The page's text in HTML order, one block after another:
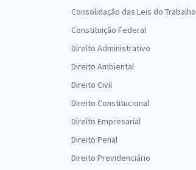
Consolidação das Leis do Trabalho
Constituição Federal
Direito Administrativo
Direito Ambiental
Direito Civil
Direito Constitucional
Direito Empresarial
Direito Penal
Direito Previdenciário